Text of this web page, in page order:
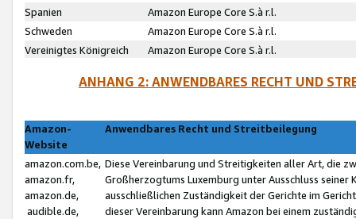
Spanien
Amazon Europe Core S.à r.l.
Schweden
Amazon Europe Core S.à r.l.
Vereinigtes Königreich
Amazon Europe Core S.à r.l.
ANHANG 2: ANWENDBARES RECHT UND
Amazon-
Website
Anwendbares Recht und Streitbeilegung
amazon.com.be,
amazon.fr,
amazon.de,
audible.de,
Diese Vereinbarung und Streitigkeiten aller Art, die
Großherzogtums Luxemburg unter Ausschluss
ausschließlichen Zuständigkeit der Gerichte im
dieser Vereinbarung kann Amazon bei einem